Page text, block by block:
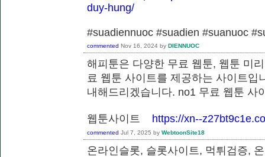
duy-hung/
#suadiennuoc #suadien #suanuoc
commented Nov 16, 2024 by DIENNUOC
해피툰은 다양한 무료 웹툰, 웹툰 미
료 웹툰 사이트를 제공하는 사이트
내해드리겠습니다. no1 무료 웹툰 사
웹툰사이트 https://xn--
commented Jul 7, 2025 by WebtoonSite18
온라인슬롯, 슬롯사이트, 먹튀검증,